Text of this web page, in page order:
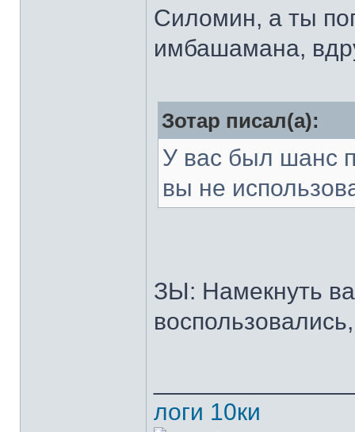
Силомин, а ты
имбашамана,
Зотар писал(а):
У вас был шанс
вы не
ЗЫ: Намекнуть
логи 10ки